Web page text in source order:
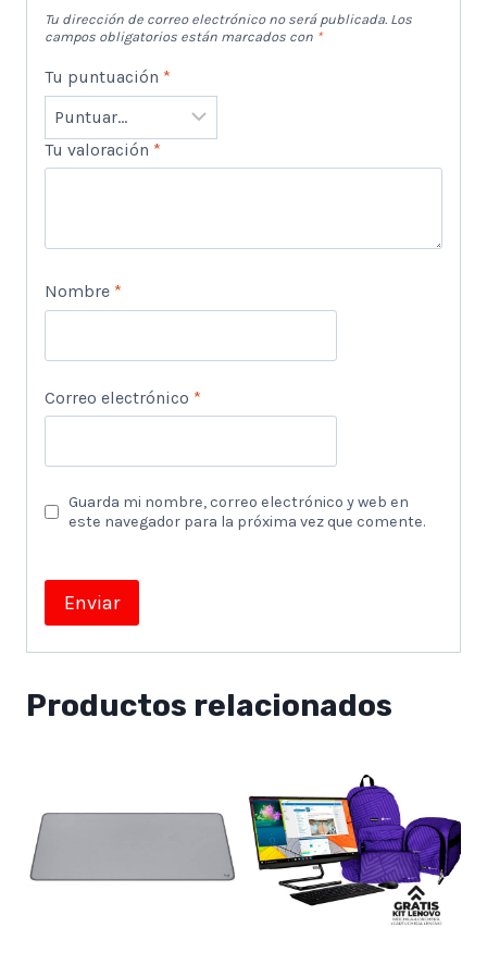
Tu dirección de correo electrónico no será publicada. Los
campos obligatorios están marcados con *
Tu puntuación *
Tu valoración *
Nombre *
Correo electrónico *
Guarda mi nombre, correo electrónico y web en
este navegador para la próxima vez que comente.
Productos relacionados